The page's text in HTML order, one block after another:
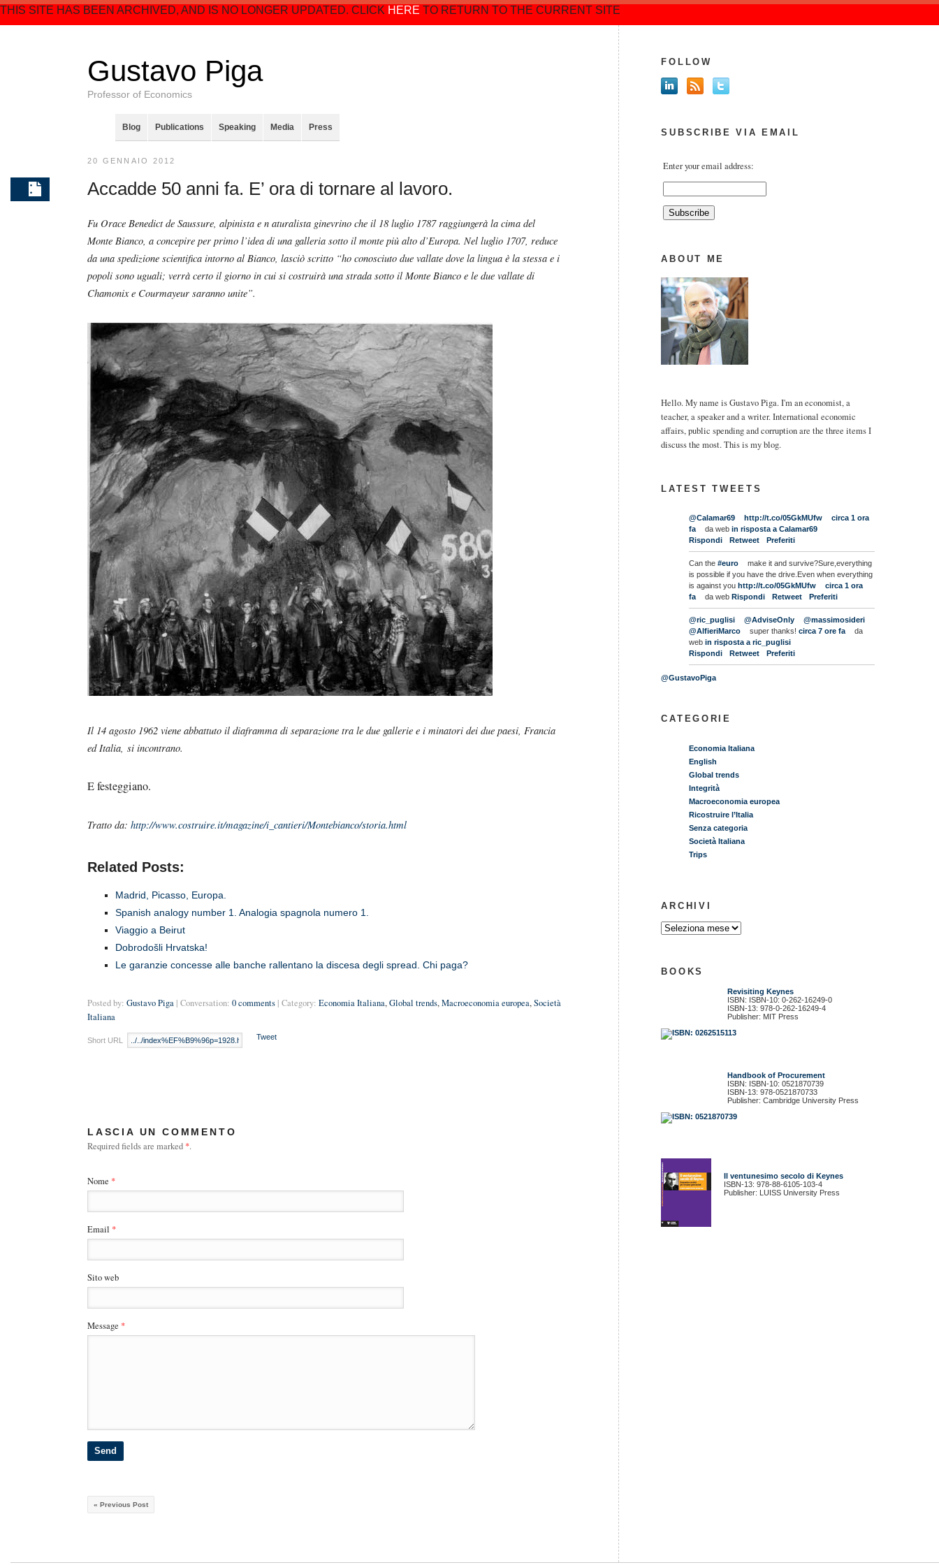
THIS SITE HAS BEEN ARCHIVED, AND IS NO LONGER UPDATED. CLICK HERE TO RETURN TO THE CURRENT SITE
Gustavo Piga
Professor of Economics
Blog Publications Speaking Media Press
20 GENNAIO 2012
Accadde 50 anni fa. E’ ora di tornare al lavoro.
Fu Orace Benedict de Saussure, alpinista e n aturalista ginevrino che il 18 luglio 1787 raggiungerà la cima del
Monte Bianco, a concepire per primo l’idea di una galleria sotto il monte più alto d’Europa. Nel luglio 1707, reduce
da una spedizione scientifica intorno al Bianco, lasciò scritto “ho conosciuto due vallate dove la lingua è la stessa e i
popoli sono uguali; verrà certo il giorno in cui si costruirà una strada sotto il Monte Bianco e le due vallate di
Chamonix e Courmayeur saranno unite”.
Il 14 agosto 1962 viene abbattuto il diaframma di separazione tra le due gallerie e i minatori dei due paesi, Francia
ed Italia, si incontrano.
E festeggiano.
Tratto da: http://www.costruire.it/magazine/i_cantieri/Montebianco/storia.html
Related Posts:
Madrid, Picasso, Europa.
Spanish analogy number 1. Analogia spagnola numero 1.
Viaggio a Beirut
Dobrodošli Hrvatska!
Le garanzie concesse alle banche rallentano la discesa degli spread. Chi paga?
Posted by: Gustavo Piga | Conversation: 0 comments | Category: Economia Italiana,Global trends,Macroeconomia europea,Società
Italiana
Short URL Tweet
LASCIA UN COMMENTO
Required fields are marked *.
Nome *
Email *
Sito web
Message *
« Previous Post
FOLLOW
SUBSCRIBE VIA EMAIL
Enter your email address:
ABOUT ME
Hello. My name is Gustavo Piga. I'm an economist, a
teacher, a speaker and a writer. International economic
affairs, public spending and corruption are the three items I
discuss the most. This is my blog.
LATEST TWEETS
@Calamar69 http://t.co/05GkMUfw
circa 1 ora
fa
da web in risposta a Calamar69
Rispondi
Retweet Preferiti
Can the#euro
make it and survive?Sure,everything
is possible if you have the drive.Even when everything
is against you http://t.co/05GkMUfw
circa 1 ora
fa
da web Rispondi Retweet Preferiti
@ric_puglisi @AdviseOnly
@massimosideri
@AlfieriMarco
super thanks! circa 7 ore fa
da
web in risposta a ric_puglisi
Rispondi
Retweet Preferiti
@GustavoPiga
CATEGORIE
Economia Italiana
English
Global trends
Integrità
Macroeconomia europea
Ricostruire l’Italia
Senza categoria
Società Italiana
Trips
ARCHIVI
BOOKS
Revisiting Keynes
ISBN: ISBN-10: 0-262-16249-0
ISBN-13: 978-0-262-16249-4
Publisher: MIT Press
Handbook of Procurement
ISBN: ISBN-10: 0521870739
ISBN-13: 978-0521870733
Publisher: Cambridge University Press
Il ventunesimo secolo di Keynes
ISBN-13: 978-88-6105-103-4
Publisher: LUISS University Press